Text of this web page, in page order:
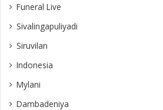
Funeral Live
Sivalingapuliyadi
Siruvilan
Indonesia
Mylani
Dambadeniya